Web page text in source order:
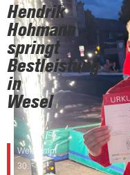
Hendrik
Hohmann
springt
Bestleistung
in
Wesel
Wettkampf
30.